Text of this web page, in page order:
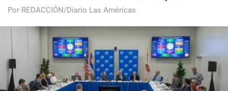
Por REDACCIÓN/Diario Las Américas